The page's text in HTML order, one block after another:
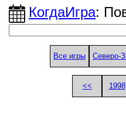
КогдаИгра:
Все игры Северо-
<< 1998